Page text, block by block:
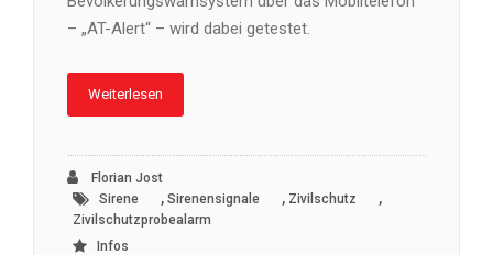
– „AT-Alert“ – wird dabei getestet.
Weiterlesen
Florian Jost
Sirene
, Sirenensignale , Zivilschutz ,
Zivilschutzprobealarm
Infos